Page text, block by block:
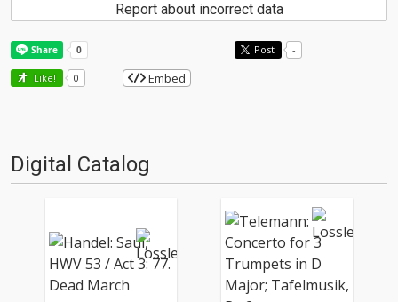
Report about incorrect data
Post -
Like! 0 Embed
Digital Catalog